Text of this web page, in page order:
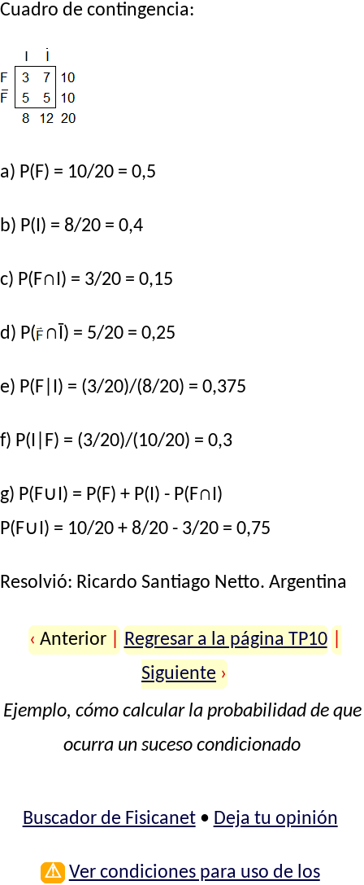
Cuadro de contingencia:
a) P(F) = 10/20 = 0,5
b) P(I) = 8/20 = 0,4
c) P(F∩I) = 3/20 = 0,15
d) P( ∩Ī) = 5/20 = 0,25
e) P(F|I) = (3/20)/(8/20) = 0,375
f) P(I|F) = (3/20)/(10/20) = 0,3
g) P(F∪I) = P(F) + P(I) - P(F∩I)
P(F∪I) = 10/20 + 8/20 - 3/20 = 0,75
Resolvió: Ricardo Santiago Netto. Argentina
‹ Anterior Regresar a la página TP10
Siguiente ›
Ejemplo, cómo calcular la probabilidad de que
ocurra un suceso condicionado
Buscador de Fisicanet• Deja tu opinión
⚠ Ver condiciones para uso de los